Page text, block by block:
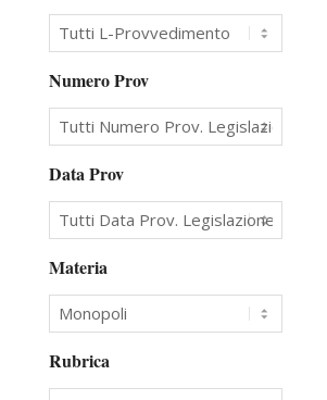
Numero Prov
Data Prov
Materia
Rubrica